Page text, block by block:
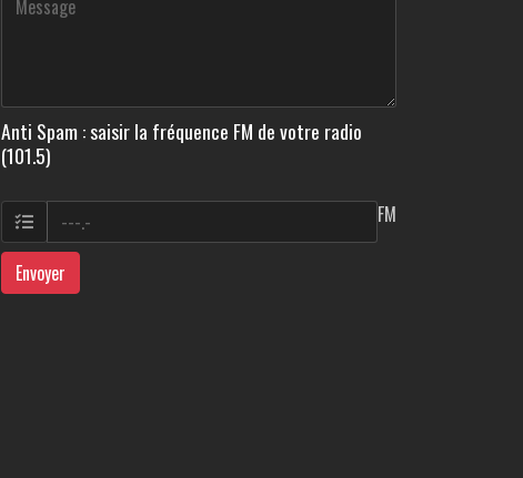
Anti Spam : saisir la fréquence FM de votre radio
(101.5)
FM
Envoyer